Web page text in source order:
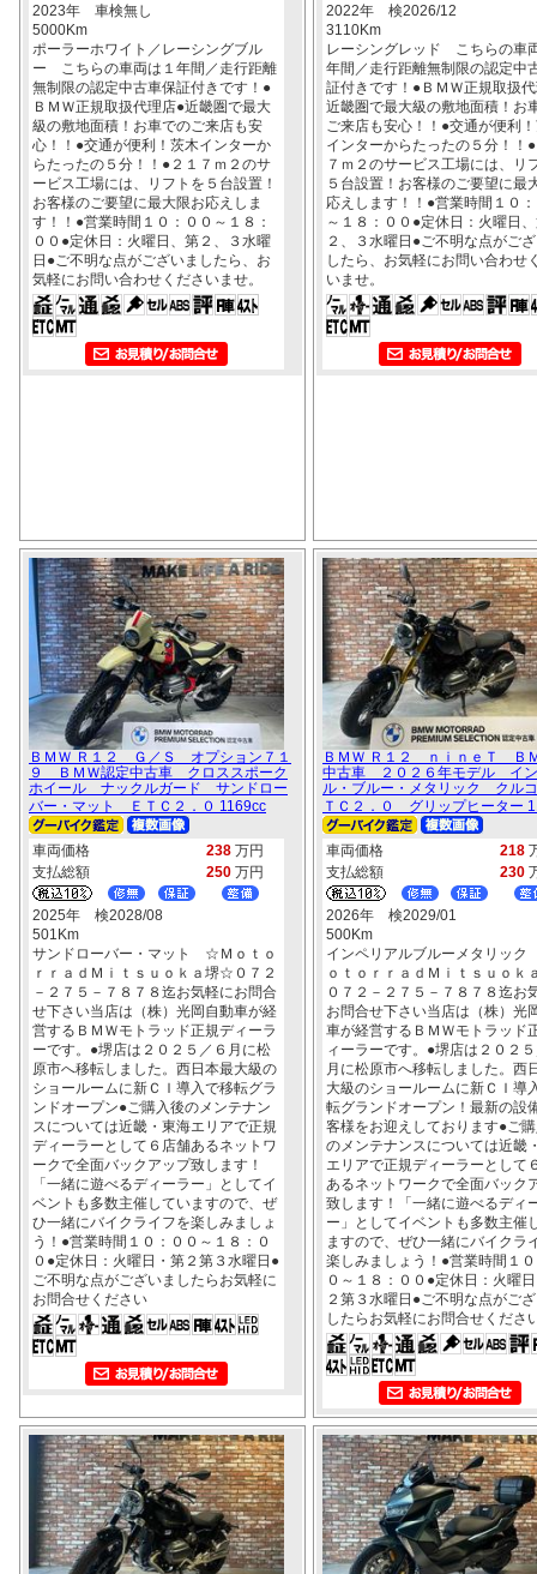
2023年 車検無し
5000Km
ポーラーホワイト／レーシングブル
ー こちらの車両は１年間／走行距離
無制限の認定中古車保証付きです！●
ＢＭＷ正規取扱代理店●近畿圏で最大
級の敷地面積！お車でのご来店も安
心！！●交通が便利！茨木インターか
らたったの５分！！●２１７ｍ２のサ
ービス工場には、リフトを５台設置！
お客様のご要望に最大限お応えしま
す！！●営業時間１０：００～１８：
００●定休日：火曜日、第２、３水曜
日●ご不明な点がございましたら、お
気軽にお問い合わせくださいませ。
2022年 検2026/12
3110Km
レーシングレッド こちらの車
年間／走行距離無制限の認定中
証付きです！●ＢＭＷ正規取扱
近畿圏で最大級の敷地面積！お
ご来店も安心！！●交通が便利
インターからたったの５分！！
７ｍ２のサービス工場には、リ
５台設置！お客様のご要望に最
応えします！！●営業時間１０
～１８：００●定休日：火曜日
２、３水曜日●ご不明な点がご
したら、お気軽にお問い合わせ
いませ。
ＢＭＷ Ｒ１２ Ｇ／Ｓ オプション７１
９ ＢＭＷ認定中古車 クロススポーク
ホイール ナックルガード サンドロー
バー・マット ＥＴＣ２．０ 1169cc
車両価格 238 万円
支払総額
250 万円
2025年 検2028/08
501Km
サンドローバー・マット ☆Ｍｏｔｏ
ｒｒａｄＭｉｔｓｕｏｋａ堺☆０７２
－２７５－７８７８迄お気軽にお問合
せ下さい当店は（株）光岡自動車が経
営するＢＭＷモトラッド正規ディーラ
ーです。●堺店は２０２５／６月に松
原市へ移転しました。西日本最大級の
ショールームに新ＣＩ導入で移転グラ
ンドオープン●ご購入後のメンテナン
スについては近畿・東海エリアで正規
ディーラーとして６店舗あるネットワ
ークで全面バックアップ致します！
「一緒に遊べるディーラー」としてイ
ベントも多数主催していますので、ぜ
ひ一緒にバイクライフを楽しみましょ
う！●営業時間１０：００～１８：０
０●定休日：火曜日・第２第３水曜日●
ご不明な点がございましたらお気軽に
お問合せください
ＢＭＷ Ｒ１２ ｎｉｎｅＴ Ｂ
中古車 ２０２６年モデル イ
ル・ブルー・メタリック クル
ＴＣ２．０ グリップヒーター
車両価格 218
支払総額
230
2026年 検2029/01
500Km
インペリアルブルーメタリッ
ｏｔｏｒｒａｄＭｉｔｓｕｏｋ
０７２－２７５－７８７８迄お
お問合せ下さい当店は（株）光
車が経営するＢＭＷモトラッド
ィーラーです。●堺店は２０２
月に松原市へ移転しました。西
大級のショールームに新ＣＩ導
転グランドオープン！最新の設
客様をお迎えしております●ご
のメンテナンスについては近畿
エリアで正規ディーラーとして
あるネットワークで全面バック
致します！「一緒に遊べるディ
ー」としてイベントも多数主催
ますので、ぜひ一緒にバイクラ
楽しみましょう！●営業時間１
０～１８：００●定休日：火曜
２第３水曜日●ご不明な点がご
したらお気軽にお問合せくださ